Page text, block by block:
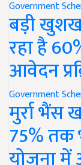
Government
बड़ी
रहा है
आवेदन
Government
मुर्रा भैंस
75% तक